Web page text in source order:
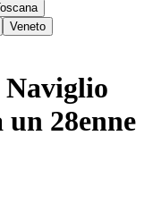
Veneto
28enne